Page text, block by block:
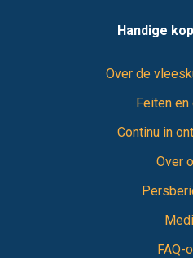
Handige
Over de
Feiten
Continu in
Over
FAQ-